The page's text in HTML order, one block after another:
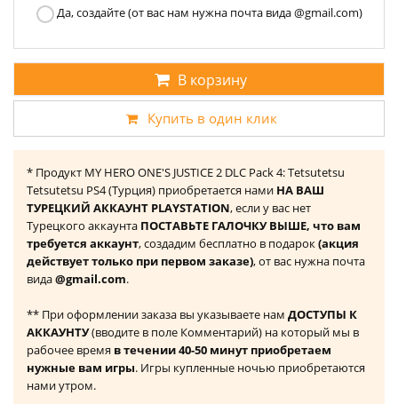
Да, создайте (от вас нам нужна почта вида @gmail.com)
В корзину
Купить в один клик
* Продукт MY HERO ONE'S JUSTICE 2 DLC Pack 4: Tetsutetsu
Tetsutetsu PS4 (Турция) приобретается нами НА ВАШ
ТУРЕЦКИЙ АККАУНТ PLAYSTATION, если у вас нет
Турецкого аккаунта ПОСТАВЬТЕ ГАЛОЧКУ ВЫШЕ, что вам
требуется аккаунт, создадим бесплатно в подарок(акция
действует только при первом заказе), от вас нужна почта
вида@gmail.com.
** При оформлении заказа вы указываете нам ДОСТУПЫ К
АККАУНТУ(вводите в поле Комментарий) на который мы в
рабочее время в течении 40-50 минут приобретаем
нужные вам игры. Игры купленные ночью приобретаются
нами утром.